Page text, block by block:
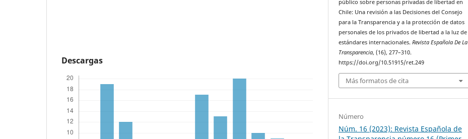
Descargas
público sobre personas privadas de libertad en
Chile: Una revisión a las Decisiones del Consejo
para la Transparencia y a la protección de datos
personales de los privados de libertad a la luz de
estándares internacionales.Revista Española De La
Transparencia, (16), 277–310.
https://doi.org/10.51915/ret.249
Más formatos de cita
Número
Núm. 16 (2023): Revista Española de